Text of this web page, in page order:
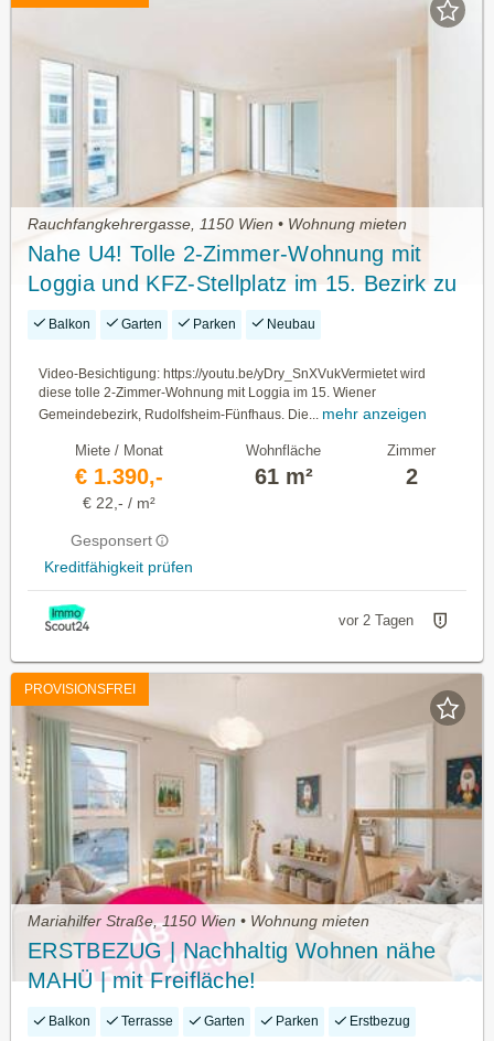
Rauchfangkehrergasse, 1150 Wien • Wohnung mieten
Nahe U4! Tolle 2-Zimmer-Wohnung mit
Loggia und KFZ-Stellplatz im 15. Bezirk zu
vermieten!
Balkon Garten Parken Neubau
Video-Besichtigung: https://youtu.be/yDry_SnXVukVermietet wird
diese tolle 2-Zimmer-Wohnung mit Loggia im 15. Wiener
Gemeindebezirk, Rudolfsheim-Fünfhaus. Die...
mehr anzeigen
Miete / Monat
€ 1.390,-
€ 22,- / m²
Gesponsert
Kreditfähigkeit prüfen
Wohnfläche
61 m²
Zimmer
2
vor 2 Tagen
PROVISIONSFREI
Mariahilfer Straße, 1150 Wien • Wohnung mieten
ERSTBEZUG | Nachhaltig Wohnen nähe
MAHÜ | mit Freifläche!
Balkon Terrasse Garten Parken Erstbezug